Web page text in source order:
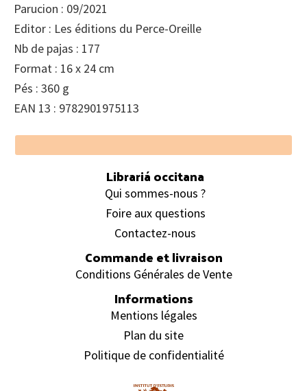
Parucion : 09/2021
Editor : Les éditions du Perce-Oreille
Nb de pajas : 177
Format : 16 x 24 cm
Pés : 360 g
EAN 13 : 9782901975113
Footer
Librariá occitana
Qui sommes-nous ?
Foire aux questions
Contactez-nous
Commande et livraison
Conditions Générales de Vente
Informations
Mentions légales
Plan du site
Politique de confidentialité